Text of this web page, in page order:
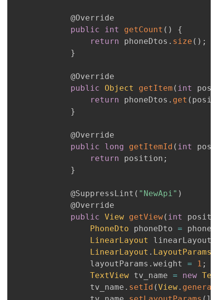
@Override
public
int getCount ( )
{
return phoneDtos . size ( ) ;
}
@Override
public
Object getItem ( int
return phoneDtos . get (
}
@Override
public
long getItemId ( int
return position ;
}
@SuppressLint ( "NewApi" )
@Override
public View getView( int
PhoneDto phoneDto =
LinearLayout
linearLayout
LinearLayout . LayoutParams
                layoutParams
. weight = 1 ;
TextView tv_name = new
                tv_name
. setId (View.